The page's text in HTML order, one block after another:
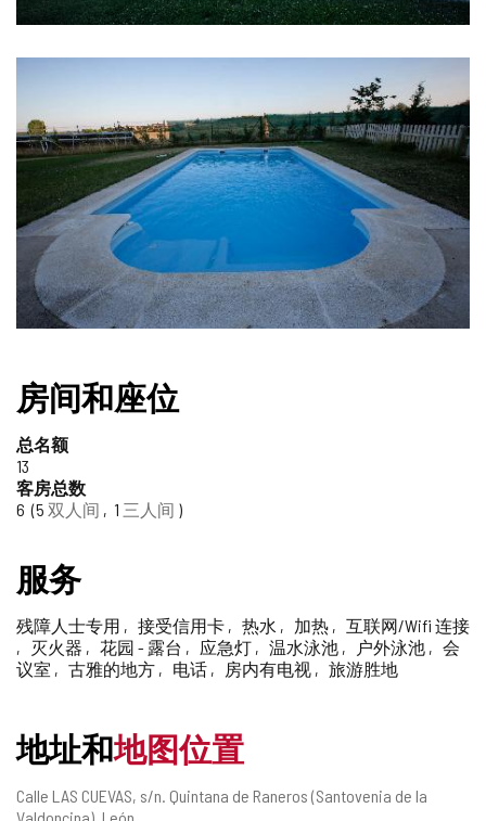
房间和座位
总名额
13
客房总数
6 5 双人间 1 三人间
服务
残障人士专用 接受信用卡 热水 加热
互联网/Wifi 连接
灭火器
花园 - 露台 应急灯 温水泳池 户外泳池
会
议室
古雅的地方 电话 房内有电视 旅游胜地
地址和地图位置
邮
寄
Calle LAS CUEVAS, s/n. Quintana de Raneros (Santovenia de la
Valdoncina). León